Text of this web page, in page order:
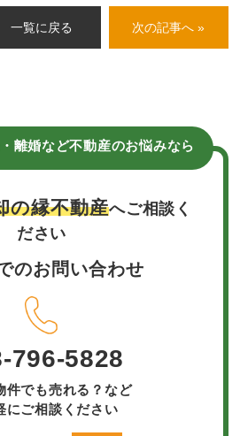
一覧に戻る 次の記事へ »
離婚など不動産のお悩みなら
の縁不動産へご相談く
ださい
のお問い合わせ
796-5828
件でも売れる？など
にご相談ください